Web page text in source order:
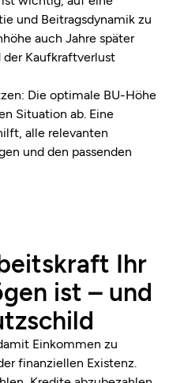
und Beitragsdynamik zu
auch Jahre später
der Kaufkraftverlust
Die optimale BU-Höhe
Situation ab. Eine
alle relevanten
und den passenden
Ihr
ist – und
Einkommen zu
finanziellen Existenz.